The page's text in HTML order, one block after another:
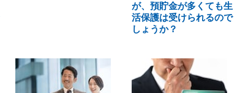
が、預貯金が多くても生
活保護は受けられるので
しょうか？